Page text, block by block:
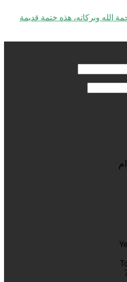
الله وبركاته، هذه ختمة قديمة